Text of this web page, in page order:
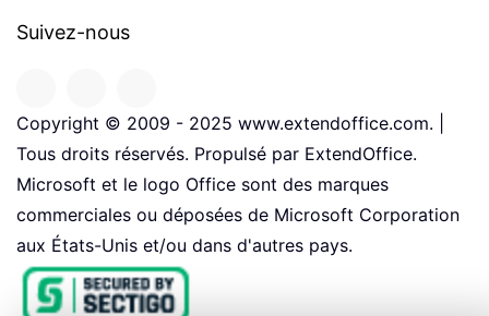
Suivez-nous
Copyright © 2009 - 2025 www.extendoffice.com. |
Tous droits réservés. Propulsé par ExtendOffice.
Microsoft et le logo Office sont des marques
commerciales ou déposées de Microsoft Corporation
aux États-Unis et/ou dans d'autres pays.